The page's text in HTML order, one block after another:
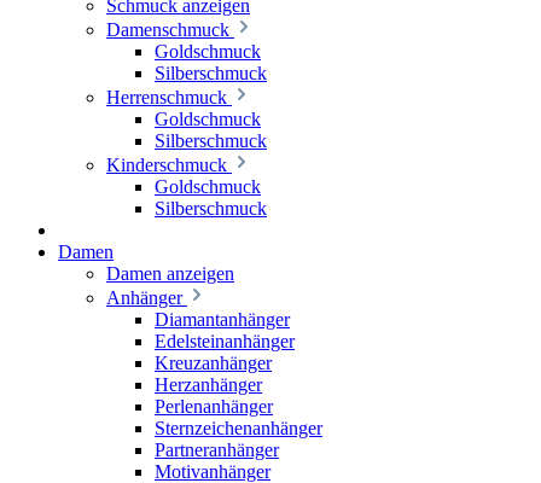
Schmuck anzeigen
Damenschmuck
Goldschmuck
Silberschmuck
Herrenschmuck
Goldschmuck
Silberschmuck
Kinderschmuck
Goldschmuck
Silberschmuck
Damen
Damen anzeigen
Anhänger
Diamantanhänger
Edelsteinanhänger
Kreuzanhänger
Herzanhänger
Perlenanhänger
Sternzeichenanhänger
Partneranhänger
Motivanhänger